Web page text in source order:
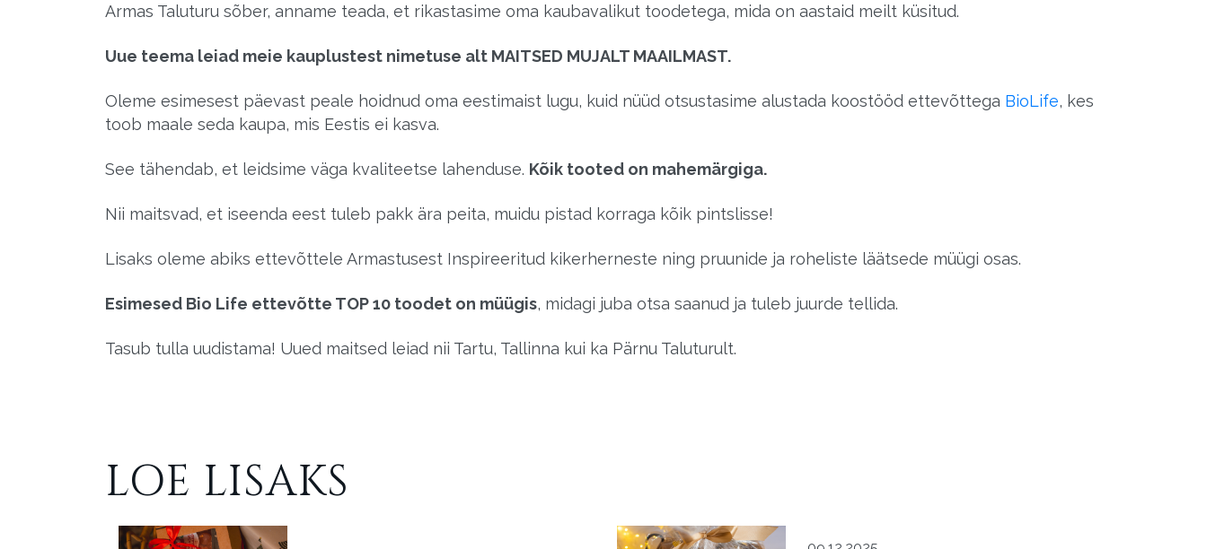
Armas Taluturu sõber, anname teada, et rikastasime oma kaubavalikut toodetega, mida on aastaid meilt küsitud.
Uue teema leiad meie kauplustest nimetuse alt MAITSED MUJALT MAAILMAST.
Oleme esimesest päevast peale hoidnud oma eestimaist lugu, kuid nüüd otsustasime alustada koostööd ettevõttega BioLife, kes
toob maale seda kaupa, mis Eestis ei kasva.
See tähendab, et leidsime väga kvaliteetse lahenduse. Kõik tooted on mahemärgiga.
Nii maitsvad, et iseenda eest tuleb pakk ära peita, muidu pistad korraga kõik pintslisse!
Lisaks oleme abiks ettevõttele Armastusest Inspireeritud kikerherneste ning pruunide ja roheliste läätsede müügi osas.
Esimesed Bio Life ettevõtte TOP 10 toodet on müügis, midagi juba otsa saanud ja tuleb juurde tellida.
Tasub tulla uudistama! Uued maitsed leiad nii Tartu, Tallinna kui ka Pärnu Taluturult.
LOE LISAKS